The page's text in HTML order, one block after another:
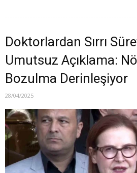
Doktorlardan Sırrı
Umutsuz Açıklama:
Bozulma Derinleşiyor
28/04/2025